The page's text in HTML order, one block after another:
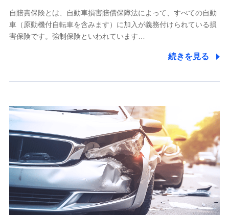
業務の委託
当社は利用目的の達成に必要な範囲内において個人情報の取
【共同して利用される利用データの項目】
当社又は株式会社NTTドコモがサービス提供等を通じて取得
した、以下の情報などの個人データ
基本情報
氏名、電話番号、メールアドレス、お客さまの識別子、
属性、連絡先、dポイントサービスのご利用に関する情
報。例として、dポイントカード番号、性別、年齢、家族
構成、住所、dポイント残高、dポイント利用履歴などが
自賠責保険とは、自動車損害賠償保障法によって、すべての自動
車（原動機付自転車を含みます）に加入が義務付けられている損
害保険です。強制保険といわれています…
続きを見る